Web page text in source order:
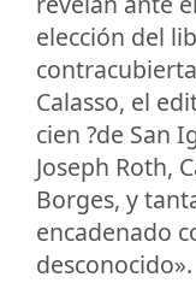
elección del
Calasso, el
cien ?de San
Joseph Roth,
Borges, y
encadenado
desconocido».